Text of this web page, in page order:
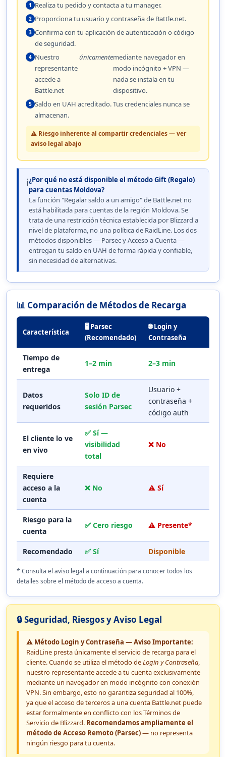
1 Realiza tu pedido y contacta a tu manager.
2 Proporciona tu usuario y contraseña de Battle.net.
3 Confirma con tu aplicación de autenticación o código
de seguridad.
4 Nuestro
representante
accede a
Battle.net
únicamentemediante navegador en
modo incógnito + VPN —
nada se instala en tu
dispositivo.
5 Saldo en UAH acreditado. Tus credenciales nunca se
almacenan.
⚠️ Riesgo inherente al compartir credenciales — ver
aviso legal abajo
ℹ️¿Por qué no está disponible el método Gift (Regalo)
para cuentas Moldova?
La función "Regalar saldo a un amigo" de Battle.net no
está habilitada para cuentas de la región Moldova. Se
trata de una restricción técnica establecida por Blizzard a
nivel de plataforma, no una política de RaidLine. Los dos
métodos disponibles — Parsec y Acceso a Cuenta —
entregan tu saldo en UAH de forma rápida y confiable,
sin necesidad de alternativas.
📊 Comparación de Métodos de Recarga
Característica
🖥️ Parsec
(Recomendado)
🌐 Login y
Contraseña
Tiempo de
entrega
1–2 min 2–3 min
Datos
requeridos
Solo ID de
sesión Parsec
Usuario +
contraseña +
código auth
El cliente lo ve
en vivo
✅ Sí —
visibilidad
total
❌ No
Requiere
acceso a la
cuenta
❌ No ⚠️ Sí
Riesgo para la
cuenta
✅ Cero riesgo ⚠️ Presente*
Recomendado ✅ Sí Disponible
* Consulta el aviso legal a continuación para conocer todos los
detalles sobre el método de acceso a cuenta.
🔒 Seguridad, Riesgos y Aviso Legal
⚠️ Método Login y Contraseña — Aviso Importante:
RaidLine presta únicamente el servicio de recarga para el
cliente. Cuando se utiliza el método deLogin y Contraseña,
nuestro representante accede a tu cuenta exclusivamente
mediante un navegador en modo incógnito con conexión
VPN. Sin embargo, esto no garantiza seguridad al 100%,
ya que el acceso de terceros a una cuenta Battle.net puede
estar formalmente en conflicto con los Términos de
Servicio de Blizzard. Recomendamos ampliamente el
método de Acceso Remoto (Parsec)— no representa
ningún riesgo para tu cuenta.